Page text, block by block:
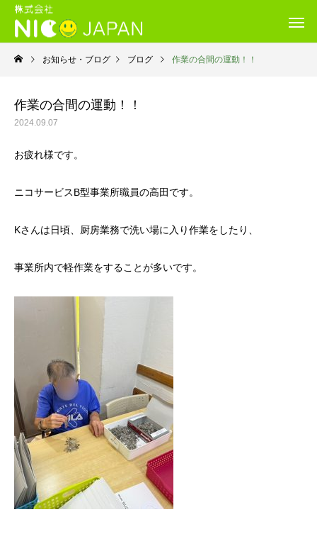
お知らせ・ブログ ブログ 作業の合間の運動！！
作業の合間の運動！！
2024.09.07
お疲れ様です。
ニコサービスB型事業所職員の高田です。
Kさんは日頃、厨房業務で洗い場に入り作業をしたり、
事業所内で軽作業をすることが多いです。